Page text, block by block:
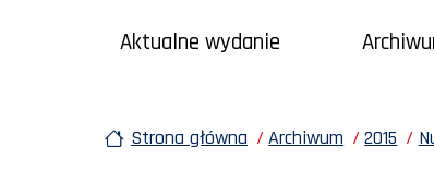
Aktualne wydanie
Strona główna Archiwum 2015